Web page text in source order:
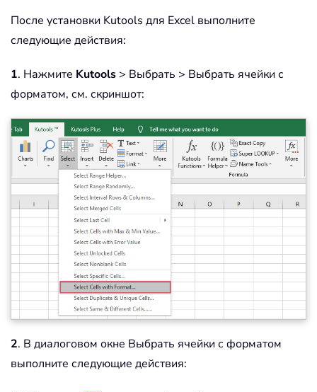
После установки Kutools для Excel выполните
следующие действия:
1. Нажмите Kutools > Выбрать > Выбрать ячейки с
форматом, см. скриншот:
2. В диалоговом окне Выбрать ячейки с форматом
выполните следующие действия: